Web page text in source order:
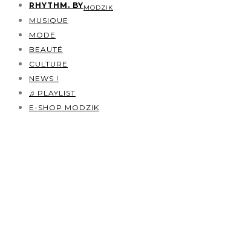
RHYTHM. BYMODZIK
MUSIQUE
MODE
BEAUTÉ
CULTURE
NEWS !
♫ PLAYLIST
E-SHOP MODZIK